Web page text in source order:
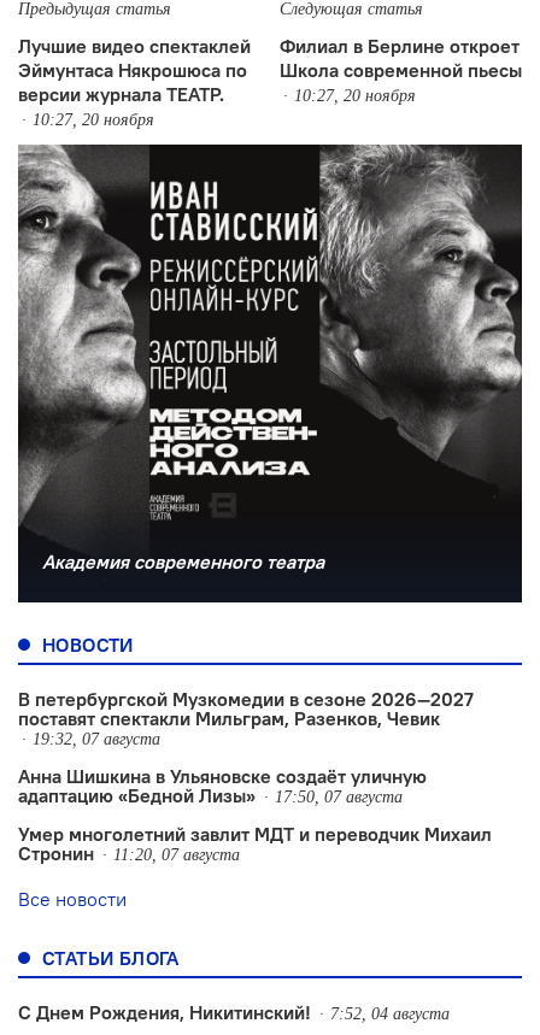
Предыдущая статья
Лучшие видео спектаклей
Эймунтаса Някрошюса по
версии журнала ТЕАТР.
10:27, 20 ноября
Следующая статья
Филиал в Берлине откроет
Школа современной пьесы
10:27, 20 ноября
Академия современного театра
НОВОСТИ
В петербургской Музкомедии в сезоне 2026—2027
поставят спектакли Мильграм, Разенков, Чевик
19:32, 07 августа
Анна Шишкина в Ульяновске создаëт уличную
адаптацию «Бедной Лизы»
17:50, 07 августа
Умер многолетний завлит МДТ и переводчик Михаил
Стронин
11:20, 07 августа
Все новости
СТАТЬИ БЛОГА
С Днем Рождения, Никитинский! 7:52, 04 августа